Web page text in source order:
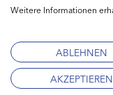
Weitere Informationen
ABLEHNEN
AKZEPTIEREN